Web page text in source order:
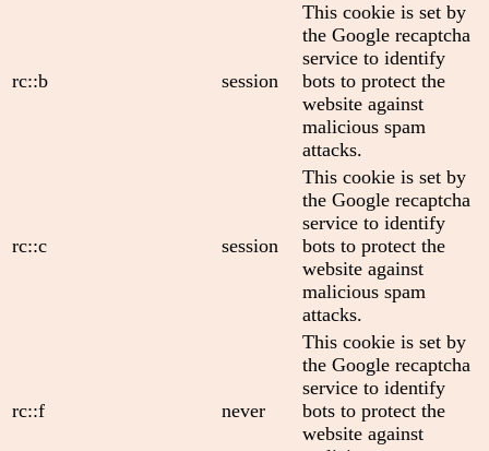
rc::b session
This cookie is set by
the Google recaptcha
service to identify
bots to protect the
website against
malicious spam
attacks.
rc::c session
This cookie is set by
the Google recaptcha
service to identify
bots to protect the
website against
malicious spam
attacks.
rc::f never
This cookie is set by
the Google recaptcha
service to identify
bots to protect the
website against